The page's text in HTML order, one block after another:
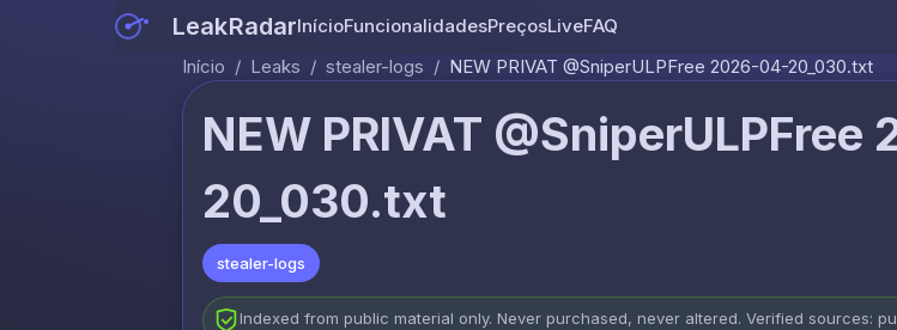
LeakRadarInícioFuncionalidadesPreçosLiveFAQ
Início / Leaks / stealer-logs / NEW PRIVAT @SniperULPFree 2026-04-20_030.txt
NEW PRIVAT
20_030.txt
stealer-logs
Indexed from public material only. Never purchased, never altered. Verified sources: